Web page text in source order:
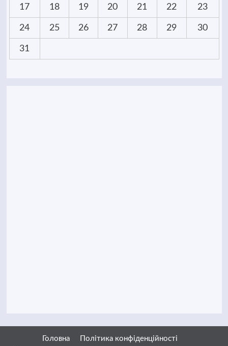
17 18 19 20 21 22 23
24 25 26 27 28 29 30
31
Головна
Політика конфіденційності